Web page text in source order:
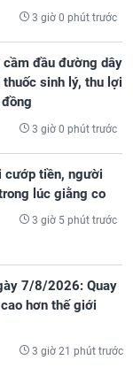
3 giờ 0 phút trước
đầu đường dây
sinh lý, thu lợi
3 giờ 0 phút trước
cướp tiền, người
lúc giằng co
3 giờ 5 phút trước
7/8/2026: Quay
hơn thế giới
3 giờ 21 phút trước